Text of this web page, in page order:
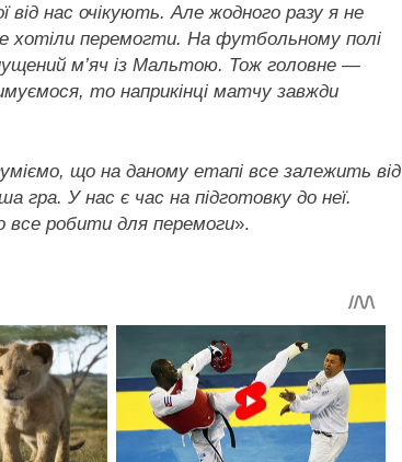
від нас очікують. Але жодного разу я не
хотіли перемогти. На футбольному полі
м’яч із Мальтою. Тож головне —
то наприкінці матчу завжди
що на даному етапі все залежить від
гра. У нас є час на підготовку до неї.
все робити для перемоги».